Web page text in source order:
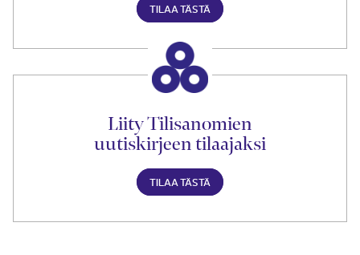
TILAA TÄSTÄ
Liity Tilisanomien
uutiskirjeen tilaajaksi
TILAA TÄSTÄ